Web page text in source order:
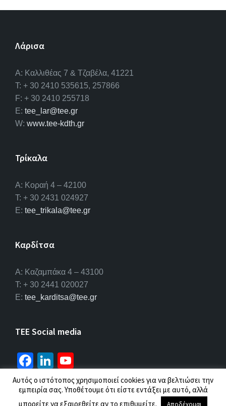
Λάρισα
A: Καλλιθέας 7 & Τζαβέλα, 41221
T: + 30 2410 535615, 257866
F: + 30 2410 255718
E: tee_lar@tee.gr
W: www.tee-kdth.gr
Τρίκαλα
Α: Κοραή 4 – 42100
T: + 30 2431 024927
E: tee_trikala@tee.gr
Καρδίτσα
Α: Καζαμπάκα 4 – 43100
T: + 30 2441 020027
E: tee_karditsa@tee.gr
TEE Social media
Fa
ce
b
Li
n
ke
u
T
© 2026 ΤΕΕ |Πολιτική προσωπικών δεδομένων
Αυτός ο ιστότοπος χρησιμοποιεί cookies για να βελτιώσει την
εμπειρία σας. Υποθέτουμε ότι είστε εντάξει με αυτό, αλλά
μπορείτε να εξαιρεθείτε αν το επιθυμείτε.
Αποδέχομαι